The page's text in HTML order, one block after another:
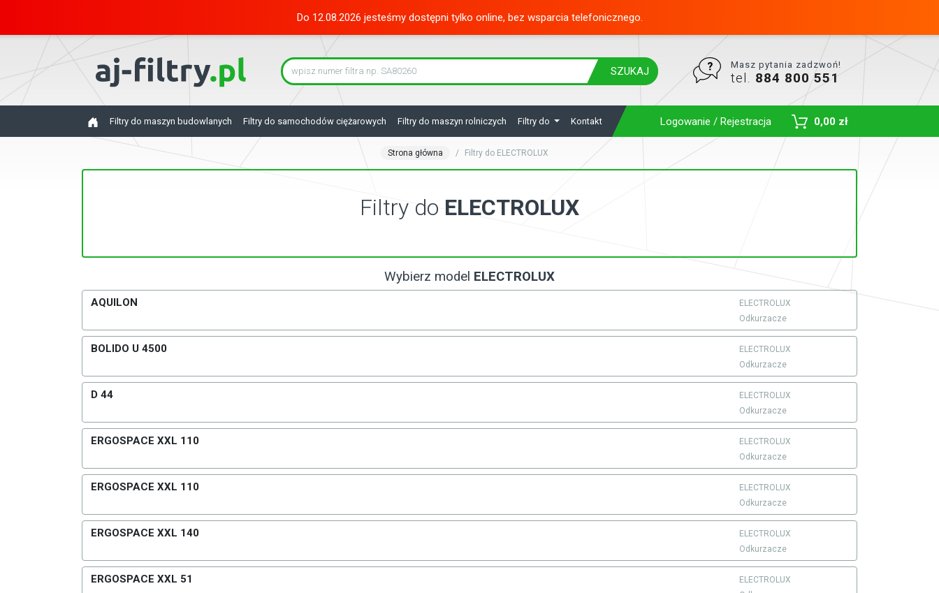
Do 12.08.2026 jesteśmy dostępni tylko online, bez wsparcia telefonicznego.
SZUKAJ
Masz pytania zadzwoń!
tel. 884 800 551
Filtry do maszyn budowlanych Filtry do samochodów ciężarowych Filtry do maszyn rolniczych Filtry do Kontakt Logowanie / Rejestracja 0,00 zł
Strona główna Filtry do ELECTROLUX
Filtry do ELECTROLUX
Wybierz model ELECTROLUX
AQUILON
ELECTROLUX
Odkurzacze
BOLIDO U 4500
ELECTROLUX
Odkurzacze
D 44
ELECTROLUX
Odkurzacze
ERGOSPACE XXL 110
ELECTROLUX
Odkurzacze
ERGOSPACE XXL 110
ELECTROLUX
Odkurzacze
ERGOSPACE XXL 140
ELECTROLUX
Odkurzacze
ERGOSPACE XXL 51
ELECTROLUX